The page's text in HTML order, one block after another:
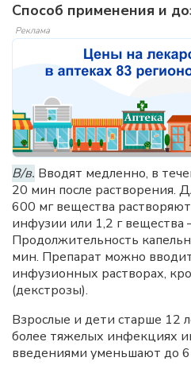
Способ применения и
Реклама
В/в. Вводят медленно, в
20 мин после растворения.
600 мг вещества
инфузии или 1,2 г вещества
Продолжительность
мин. Препарат можно
инфузионных растворах,
(декстрозы).
Взрослые и дети старше 12
более тяжелых инфекциях
введениями уменьшают до 6